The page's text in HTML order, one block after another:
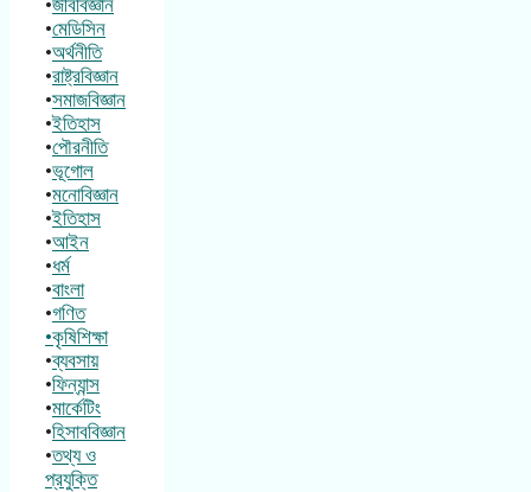
•জীববিজ্ঞান
•মেডিসিন
•অর্থনীতি
•রাষ্ট্রবিজ্ঞান
•সমাজবিজ্ঞান
•ইতিহাস
•পৌরনীতি
•ভূগোল
•মনোবিজ্ঞান
•ইতিহাস
•আইন
•ধর্ম
•বাংলা
•গণিত
•কৃষিশিক্ষা
•ব্যবসায়
•ফিন্যান্স
•মার্কেটিং
•হিসাববিজ্ঞান
•তথ্য ও
প্রযুক্তি